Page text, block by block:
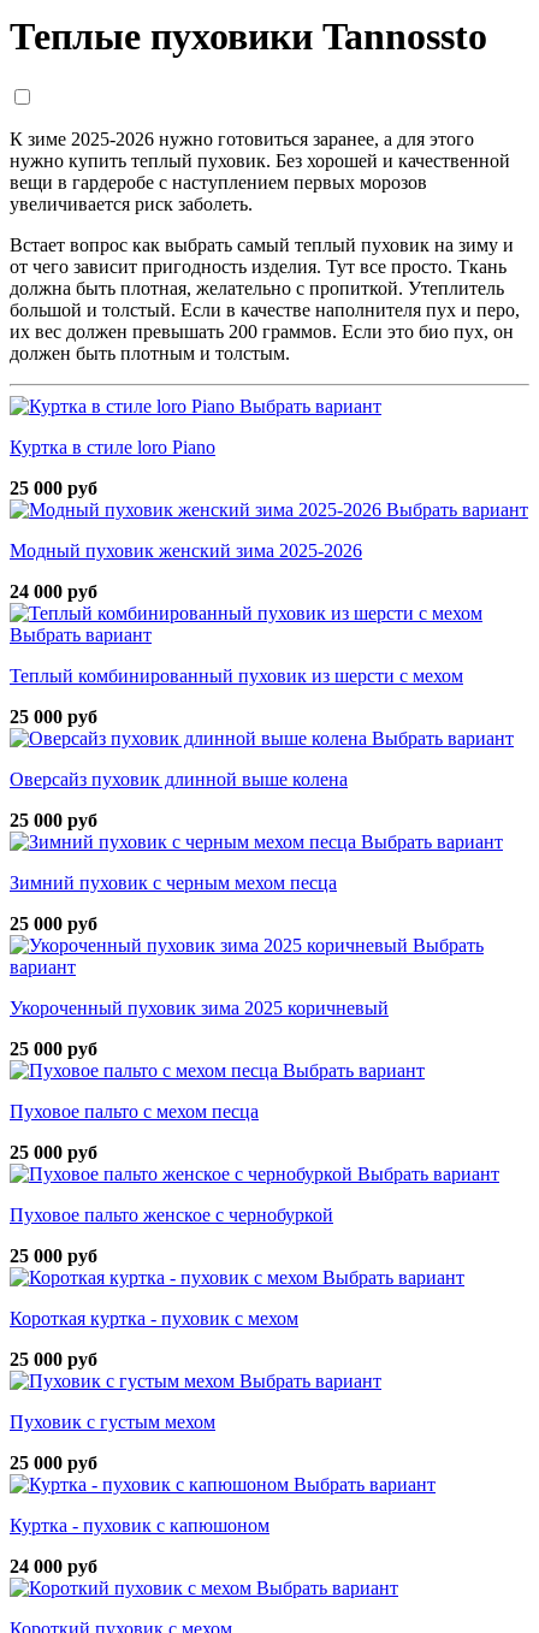
Теплые пуховики Tannossto
К зиме 2025-2026 нужно готовиться заранее, а для этого
нужно купить теплый пуховик. Без хорошей и качественной
вещи в гардеробе с наступлением первых морозов
увеличивается риск заболеть.
Встает вопрос как выбрать самый теплый пуховик на зиму и
от чего зависит пригодность изделия. Тут все просто. Ткань
должна быть плотная, желательно с пропиткой. Утеплитель
большой и толстый. Если в качестве наполнителя пух и перо,
их вес должен превышать 200 граммов. Если это био пух, он
должен быть плотным и толстым.
Выбрать вариант
Куртка в стиле loro Piano
25 000 руб
Выбрать вариант
Модный пуховик женский зима 2025-2026
24 000 руб
Выбрать вариант
Теплый комбинированный пуховик из шерсти с мехом
25 000 руб
Выбрать вариант
Оверсайз пуховик длинной выше колена
25 000 руб
Выбрать вариант
Зимний пуховик с черным мехом песца
25 000 руб
Выбрать
вариант
Укороченный пуховик зима 2025 коричневый
25 000 руб
Выбрать вариант
Пуховое пальто с мехом песца
25 000 руб
Выбрать вариант
Пуховое пальто женское с чернобуркой
25 000 руб
Выбрать вариант
Короткая куртка - пуховик с мехом
25 000 руб
Выбрать вариант
Пуховик с густым мехом
25 000 руб
Выбрать вариант
Куртка - пуховик с капюшоном
24 000 руб
Выбрать вариант
Короткий пуховик с мехом